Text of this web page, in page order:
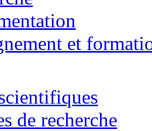
et
de recherche